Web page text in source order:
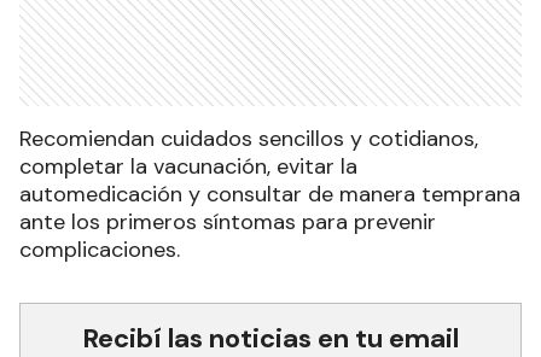
Recomiendan cuidados sencillos y cotidianos,
completar la vacunación, evitar la
automedicación y consultar de manera temprana
ante los primeros síntomas para prevenir
complicaciones.
Recibí las noticias en tu email